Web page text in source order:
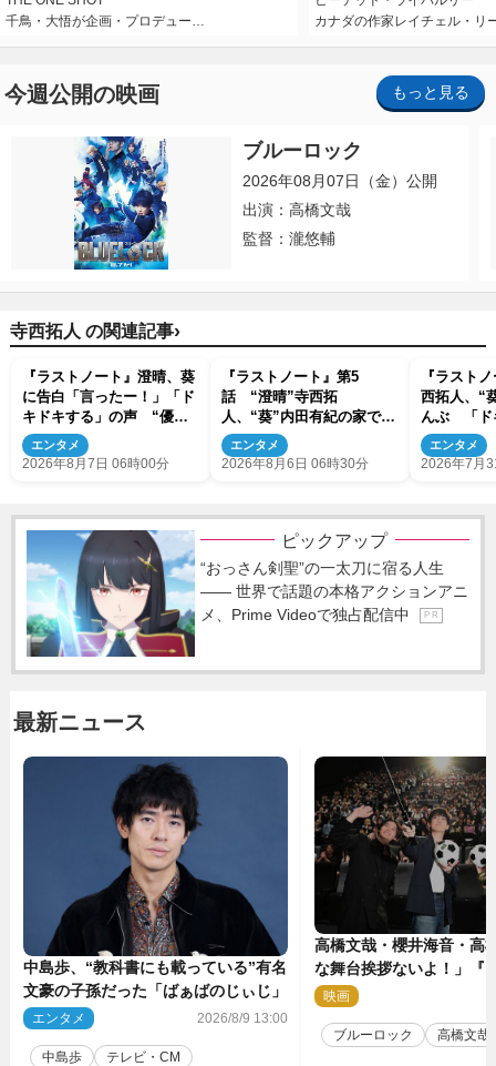
千鳥・大悟が企画・プロデュー…
カナダの作家レイチェル・リ
今週公開の映画 もっと見る
ブルーロック
2026年08月07日（金）公開
出演：高橋文哉
監督：瀧悠輔
寺西拓人 の関連記事›
『ラストノート』澄晴、葵
に告白「言ったー！」「ド
キドキする」の声 “優子
劇場”も話題
エンタメ
2026年8月7日 06時00分
『ラストノート』第5
話 “澄晴”寺西拓
人、“葵”内田有紀の家で眠
ってしまう
エンタメ
2026年8月6日 06時30分
『ラスト
西拓人、“
んぶ 「ド
「きゅん
エンタメ
2026年7月
ピックアップ
“おっさん剣聖”の一太刀に宿る人生
―― 世界で話題の本格アクションアニ
メ、Prime Videoで独占配信中
P R
最新ニュース
中島歩、“教科書にも載っている”有名
文豪の子孫だった「ばぁばのじぃじ」
エンタメ 2026/8/9 13:00
中島歩 テレビ・CM
高橋文哉・櫻井海音・高
な舞台挨拶ないよ！」『
ク』自由すぎるイベント
映画
ブルーロック 高橋文哉